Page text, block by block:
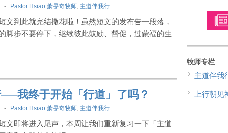
- Pastor Hsiao 萧旻奇牧师 主道伴我行
文到此就完结撒花啦！虽然短文的发布告一段落，
脚步不要停下，继续彼此鼓励、督促，过蒙福的生
我终于开始「行道」了吗？
- Pastor Hsiao 萧旻奇牧师 主道伴我行
文即将进入尾声，本周让我们重新复习一下「主道
牧师专栏
主道伴我
上行朝见